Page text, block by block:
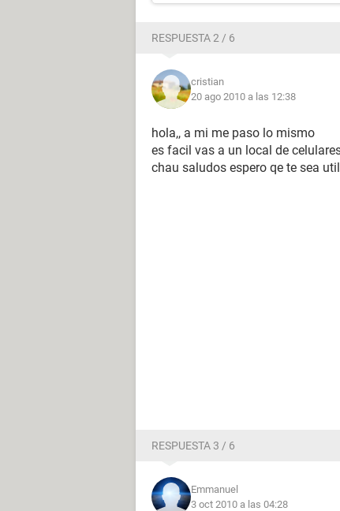
RESPUESTA 2 / 6
cristian
20 ago 2010 a las 12:38
hola,, a mi me paso lo mismo
es facil vas a un local de
chau saludos espero qe te sea
RESPUESTA 3 / 6
Emmanuel
3 oct 2010 a las 04:28